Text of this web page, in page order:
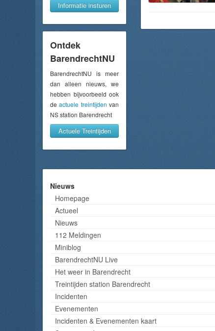
Informatie insturen
Ontdek
BarendrechtNU
BarendrechtNU is meer
dan alleen nieuws, we
hebben bijvoorbeeld ook
deactuele treintijden van
NS station Barendrecht
Actuele Treintijden
Nieuws
Homepage
Actueel
Nieuws
112 Meldingen
Miniblog
BarendrechtNU Live
Het weer in Barendrecht
Treintijden station Barendrecht
Incidenten
Evenementen
Incidenten & Evenementen kaart